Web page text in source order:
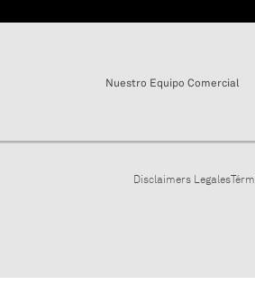
Nuestro Equipo Comercial
Disclaimers Legales